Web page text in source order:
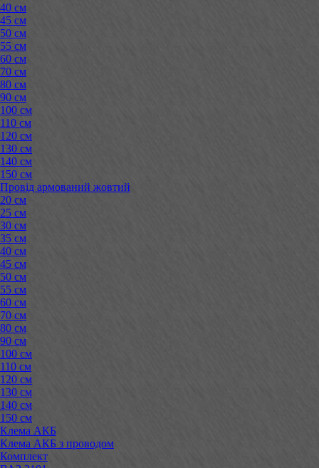
40 см
45 см
50 см
55 см
60 см
70 см
80 см
90 см
100 см
110 см
120 см
130 см
140 см
150 см
Провід армований жовтий
20 см
25 см
30 см
35 см
40 см
45 см
50 см
55 см
60 см
70 см
80 см
90 см
100 см
110 см
120 см
130 см
140 см
150 см
Клема АКБ
Клема АКБ з проводом
Комплект